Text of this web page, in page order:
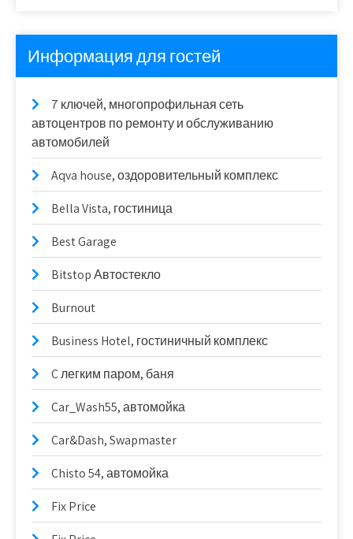
Информация для гостей
7 ключей, многопрофильная сеть
автоцентров по ремонту и обслуживанию
автомобилей
Aqva house, оздоровительный комплекс
Bella Vista, гостиница
Best Garage
Bitstop Автостекло
Burnout
Business Hotel, гостиничный комплекс
C легким паром, баня
Car_Wash55, автомойка
Car&Dash, Swapmaster
Chisto 54, автомойка
Fix Price